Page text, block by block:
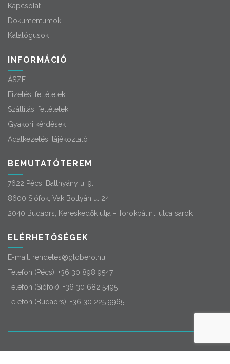
Kapcsolat
Dokumentumok
Katalógusok
INFORMÁCIÓ
ÁSZF
Fizetési feltételek
Szállítási feltételek
Gyakori kérdések
Adatkezelési tájékoztató
BEMUTATÓTEREM
7622 Pécs, Batthyány u. 9.
8600 Siófok, Vak Bottyán u. 24.
2040 Budaörs, Kereskedők útja - Törökbálinti utca sarok
ELÉRHETŐSÉGEK
E-mail: rendeles@globero.hu
Telefon (Pécs): +36 30 898 9547
Telefon (Siófok): +36 30 682 5495
Telefon (Budaörs): +36 30 225 9965